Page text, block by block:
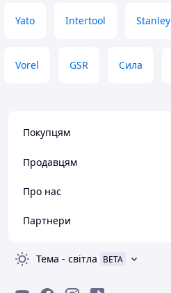
Yato Intertool Stanley
Vorel GSR Сила
Покупцям
Продавцям
Про нас
Партнери
Тема - світла BETA